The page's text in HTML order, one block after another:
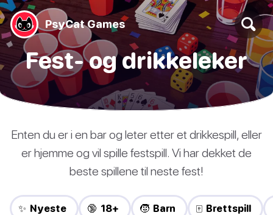
PsyCat Games
Fest- og drikkeleker
Enten du er i en bar og leter etter et drikkespill, eller
er hjemme og vil spille festspill. Vi har dekket de
beste spillene til neste fest!
✨ Nyeste 🔞 18+ 🧒 Barn 🀄 Brettspill